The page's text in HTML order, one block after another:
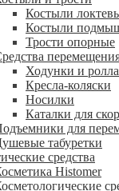
Костыли
Костыли
Трости опорные
Ходунки и
Кресла-коляски
Носилки
Каталки для
для
табуретки
средства
Histomer